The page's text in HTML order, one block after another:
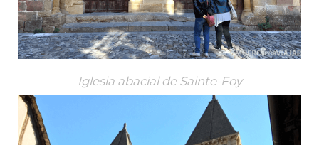
Iglesia abacial de Sainte-Foy